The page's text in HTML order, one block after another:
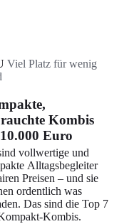
Viel Platz für wenig
Kombis
Euro
vollwertige und
Alltagsbegleiter
Preisen – und sie
ordentlich was
Das sind die Top 7
Kombis.